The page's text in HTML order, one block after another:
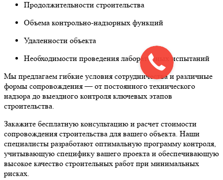
Продолжительности строительства
Объема контрольно-надзорных функций
Удаленности объекта
Необходимости проведения лабораторных испытаний
Мы предлагаем гибкие условия сотрудничества и различные
формы сопровождения — от постоянного технического
надзора до выездного контроля ключевых этапов
строительства.
Закажите бесплатную консультацию и расчет стоимости
сопровождения строительства для вашего объекта. Наши
специалисты разработают оптимальную программу контроля,
учитывающую специфику вашего проекта и обеспечивающую
высокое качество строительных работ при минимальных
рисках.